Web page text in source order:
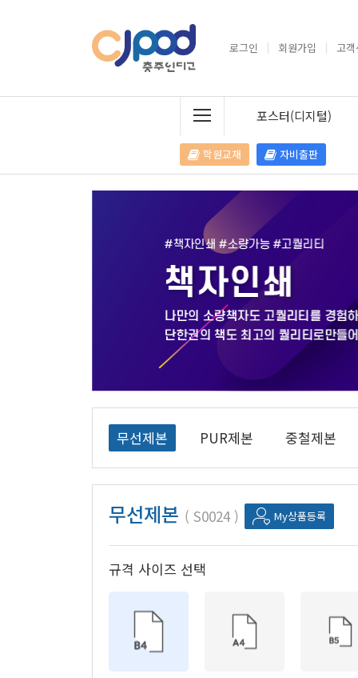
로그인 회원가입 고
포스터(디지털)
학원교재 자비출판
무선제본 PUR제본 중철제본
무선제본 S0024 My상품등록
규격 사이즈 선택